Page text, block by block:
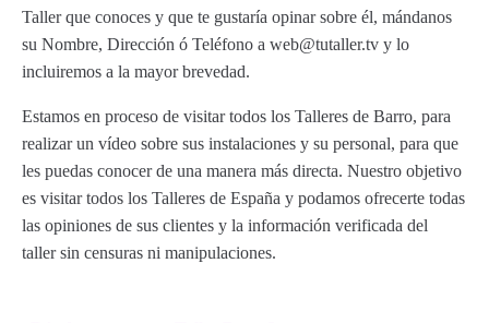
Taller que conoces y que te gustaría opinar sobre él, mándanos
su Nombre, Dirección ó Teléfono a web@tutaller.tv y lo
incluiremos a la mayor brevedad.
Estamos en proceso de visitar todos los Talleres de Barro, para
realizar un vídeo sobre sus instalaciones y su personal, para que
les puedas conocer de una manera más directa. Nuestro objetivo
es visitar todos los Talleres de España y podamos ofrecerte todas
las opiniones de sus clientes y la información verificada del
taller sin censuras ni manipulaciones.